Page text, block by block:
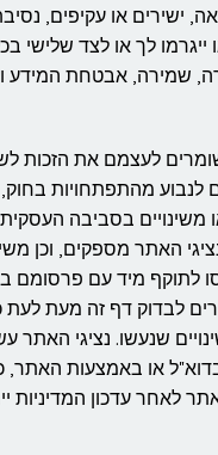
ישירים או עקיפים,
לך או לצד שלישי
שמירה, אבטחת המידע
לעצמם את הזכות
לנבוע מהתפתחויות
משינויים בסביבה
האתר מספקים, וכן
לתוקף מיד עם פרסומם
לבדוק דף זה מעת לעת
שנעשו. נציגי האתר
בדוא"ל או באמצעות
לאחר עדכון המדיניות